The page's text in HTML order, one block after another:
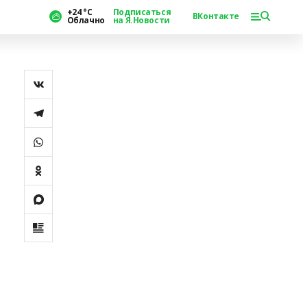
+24 °С
Облачно
Подписаться
на Я.Новости ВКонтакте